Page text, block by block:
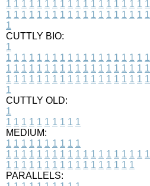
1 1 1 1 1 1 1 1 1 1 1 1 1 1 1 1 1 1 1
1 1 1 1 1 1 1 1 1 1 1 1 1 1 1 1 1 1 1
1
CUTTLY BIO:
1
1 1 1 1 1 1 1 1 1 1 1 1 1 1 1 1 1 1 1
1 1 1 1 1 1 1 1 1 1 1 1 1 1 1 1 1 1 1
1 1 1 1 1 1 1 1 1 1 1 1 1 1 1 1 1 1 1
1
CUTTLY OLD:
1
1 1 1 1 1 1 1 1 1 1
MEDIUM:
1 1 1 1 1 1 1 1 1 1
1 1 1 1 1 1 1 1 1 1 1 1 1 1 1 1 1 1 1
1 1 1 1 1 1 1 1 1 1 1 1 1 1 1 1 1
PARALLELS: